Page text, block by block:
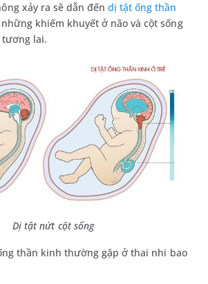
xảy ra sẽ dẫn đếndị tật ống thần
khiếm khuyết ở não và cột sống
lai.
Dị tật nứt cột sống
thần kinh thường gặp ở thai nhi bao